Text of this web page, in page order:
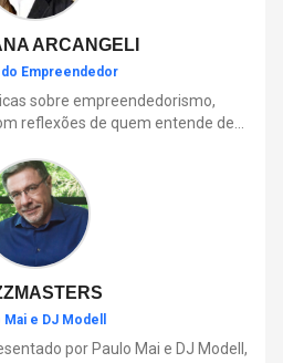
ARCANGELI
do Empreendedor
sobre empreendedorismo,
reflexões de quem entende de
Mai e DJ Modell
por Paulo Mai e DJ Modell,